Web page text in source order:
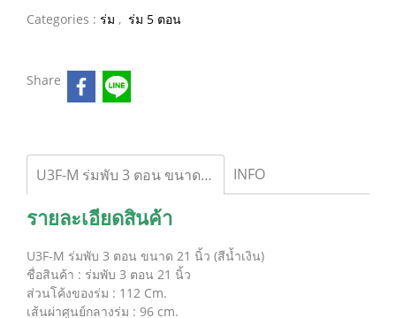
Categories : ร่ม , ร่ม 5 ตอน
Share
U3F-M ร่มพับ 3 ตอน ขนาด 21 นิ้ว (สีน้ำเงิน) INFO
รายละเอียดสินค้า
U3F-M ร่มพับ 3 ตอน ขนาด 21 นิ้ว (สีน้ำเงิน)
ชื่อสินค้า : ร่มพับ 3 ตอน 21 นิ้ว
ส่วนโค้งของร่ม : 112 Cm.
เส้นผ่าศูนย์กลางร่ม : 96 cm.